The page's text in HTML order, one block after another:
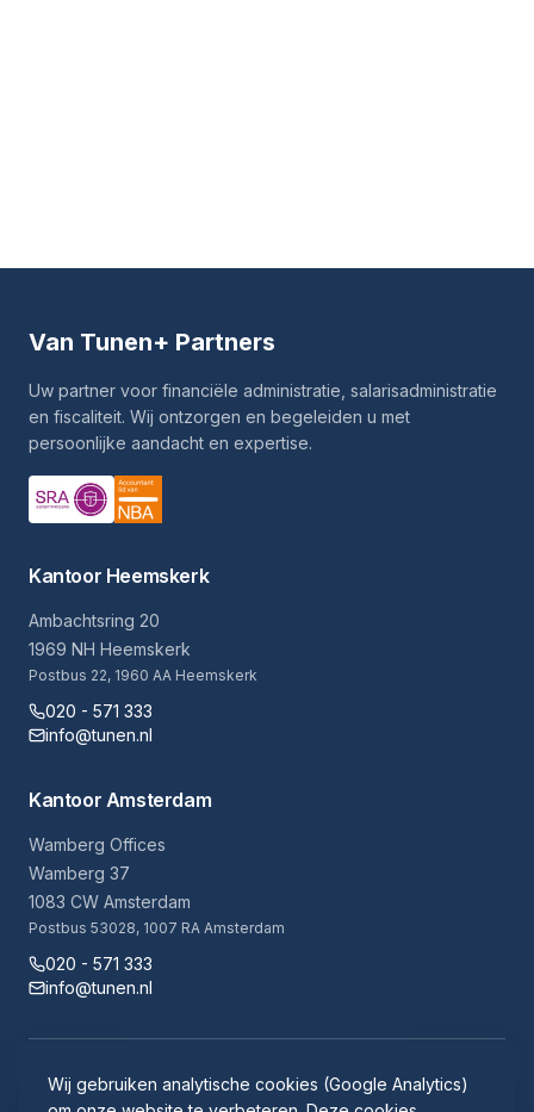
Van Tunen+ Partners
Uw partner voor financiële administratie, salarisadministratie
en fiscaliteit. Wij ontzorgen en begeleiden u met
persoonlijke aandacht en expertise.
Kantoor Heemskerk
Ambachtsring 20
1969 NH Heemskerk
Postbus 22, 1960 AA Heemskerk
020 - 571 333
info@tunen.nl
Kantoor Amsterdam
Wamberg Offices
Wamberg 37
1083 CW Amsterdam
Postbus 53028, 1007 RA Amsterdam
020 - 571 333
info@tunen.nl
Algemene voorwaardenDisclaimerKlachtenregeling
Cookie instellingenKlokkenluidersregelingCryptshare
Wij gebruiken analytische cookies (Google Analytics)